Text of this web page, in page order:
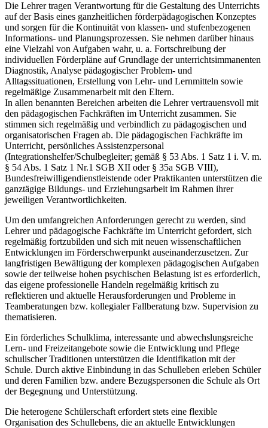
Die Lehrer tragen Verantwortung für die Gestaltung des Unterrichts
auf der Basis eines ganzheitlichen förderpädagogischen Konzeptes
und sorgen für die Kontinuität von klassen- und stufenbezogenen
Informations- und Planungsprozessen. Sie nehmen darüber hinaus
eine Vielzahl von Aufgaben wahr, u. a. Fortschreibung der
individuellen Förderpläne auf Grundlage der unterrichtsimmanenten
Diagnostik, Analyse pädagogischer Problem- und
Alltagssituationen, Erstellung von Lehr- und Lernmitteln sowie
regelmäßige Zusammenarbeit mit den Eltern.
In allen benannten Bereichen arbeiten die Lehrer vertrauensvoll mit
den pädagogischen Fachkräften im Unterricht zusammen. Sie
stimmen sich regelmäßig und verbindlich zu pädagogischen und
organisatorischen Fragen ab. Die pädagogischen Fachkräfte im
Unterricht, persönliches Assistenzpersonal
(Integrationshelfer/Schulbegleiter; gemäß § 53 Abs. 1 Satz 1 i. V. m.
§ 54 Abs. 1 Satz 1 Nr.1 SGB XII oder § 35a SGB VIII),
Bundesfreiwilligendienstleistende oder Praktikanten unterstützen die
ganztägige Bildungs- und Erziehungsarbeit im Rahmen ihrer
jeweiligen Verantwortlichkeiten.
Um den umfangreichen Anforderungen gerecht zu werden, sind
Lehrer und pädagogische Fachkräfte im Unterricht gefordert, sich
regelmäßig fortzubilden und sich mit neuen wissenschaftlichen
Entwicklungen im Förderschwerpunkt auseinanderzusetzen. Zur
langfristigen Bewältigung der komplexen pädagogischen Aufgaben
sowie der teilweise hohen psychischen Belastung ist es erforderlich,
das eigene professionelle Handeln regelmäßig kritisch zu
reflektieren und aktuelle Herausforderungen und Probleme in
Teamberatungen bzw. kollegialer Fallberatung bzw. Supervision zu
thematisieren.
Ein förderliches Schulklima, interessante und abwechslungsreiche
Lern- und Freizeitangebote sowie die Entwicklung und Pflege
schulischer Traditionen unterstützen die Identifikation mit der
Schule. Durch aktive Einbindung in das Schulleben erleben Schüler
und deren Familien bzw. andere Bezugspersonen die Schule als Ort
der Begegnung und Unterstützung.
Die heterogene Schülerschaft erfordert stets eine flexible
Organisation des Schullebens, die an aktuelle Entwicklungen